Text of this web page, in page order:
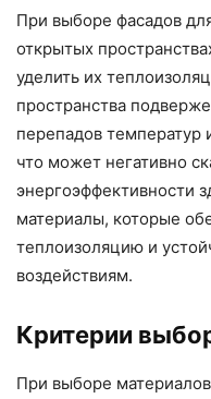
При выборе фасадов
открытых
уделить их
пространства
перепадов температур
что может негативно
энергоэффективности
материалы, которые
теплоизоляцию и
воздействиям.
Критерии
При выборе